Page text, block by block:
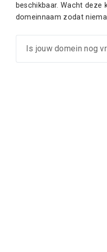
beschikbaar. Wacht deze
domeinnaam zodat